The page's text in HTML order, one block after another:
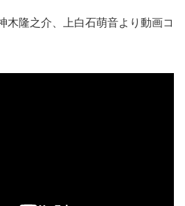
木隆之介、上白石萌音より動画コ